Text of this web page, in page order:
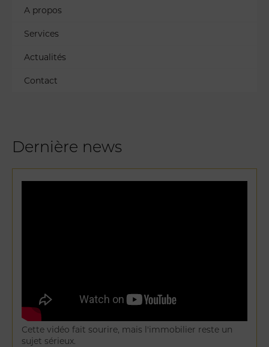
A propos
Services
Actualités
Contact
Dernière news
Cette vidéo fait sourire, mais l'immobilier reste un
sujet sérieux.